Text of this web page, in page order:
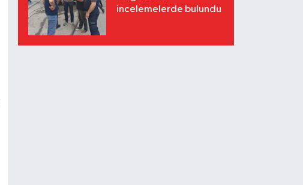
incelemelerde bulundu